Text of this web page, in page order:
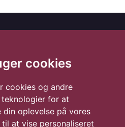
cookies
cookies og andre
for at
din oplevelse på vores
at vise personaliseret
Zandora